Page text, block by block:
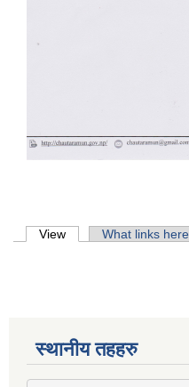
Primary tabs
View (active tab)What links here
स्थानीय तहहरु